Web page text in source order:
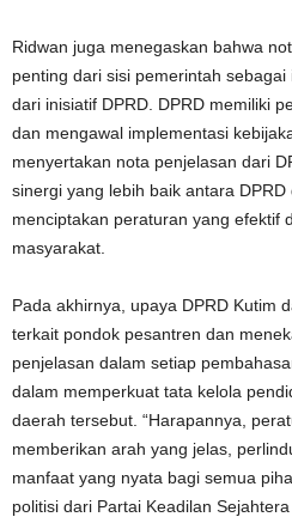
Ridwan juga menegaskan bahwa
penting dari sisi pemerintah
dari inisiatif DPRD. DPRD memiliki
dan mengawal implementasi
menyertakan nota penjelasan dari
sinergi yang lebih baik antara
menciptakan peraturan yang efektif
masyarakat.
Pada akhirnya, upaya DPRD Kutim
terkait pondok pesantren dan
penjelasan dalam setiap
dalam memperkuat tata kelola
daerah tersebut. “Harapannya,
memberikan arah yang jelas,
manfaat yang nyata bagi semua
politisi dari Partai Keadilan